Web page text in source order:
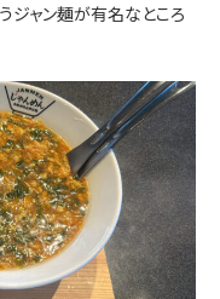
お問い合わせ
ジャン麺が有名なところ